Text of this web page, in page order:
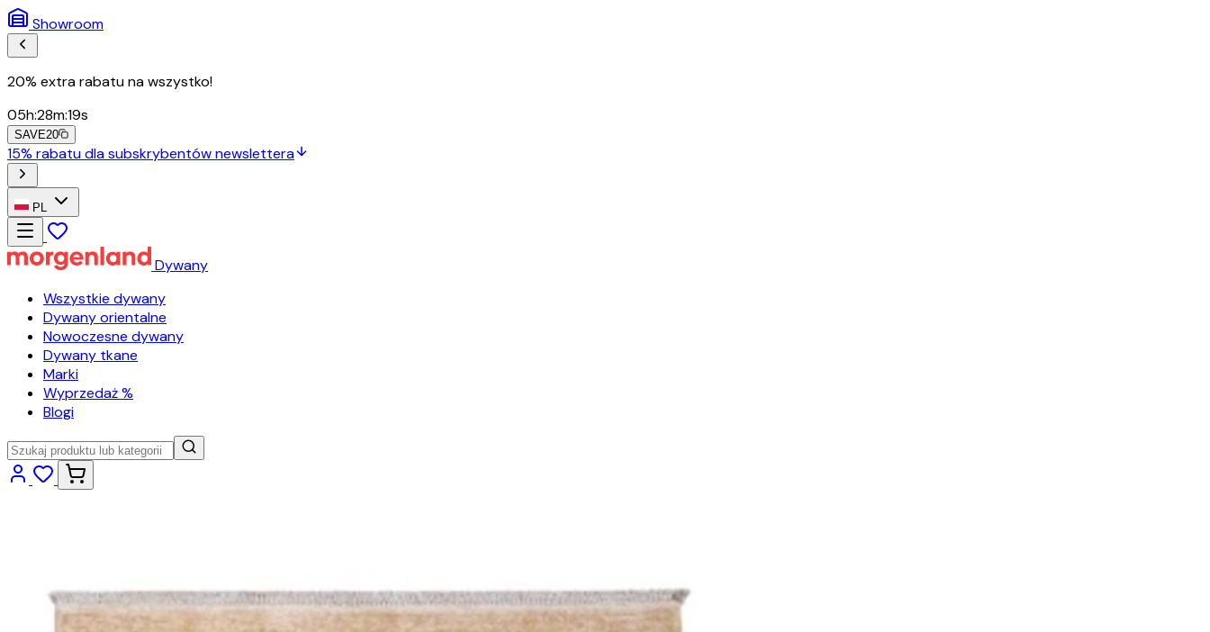
Showroom
20% extra rabatu na wszystko!
05h:28m:17s
SAVE20
15% rabatu dla subskrybentów newslettera
PL
Dywany
Wszystkie dywany
Dywany orientalne
Nowoczesne dywany
Dywany tkane
Marki
Wyprzedaż %
Blogi